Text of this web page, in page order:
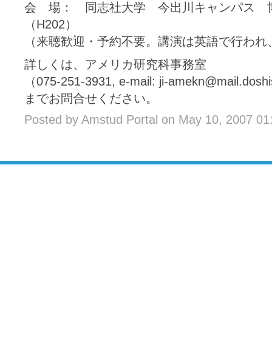
会 場： 同志社大学 今出川キャンパス
（H202）
（来聴歓迎・予約不要。講演は英語で行わ
詳しくは、アメリカ研究科事務室
（075-251-3931, e-mail: ji-
までお問合せください。
Posted by Amstud Portal on May 10, 2007